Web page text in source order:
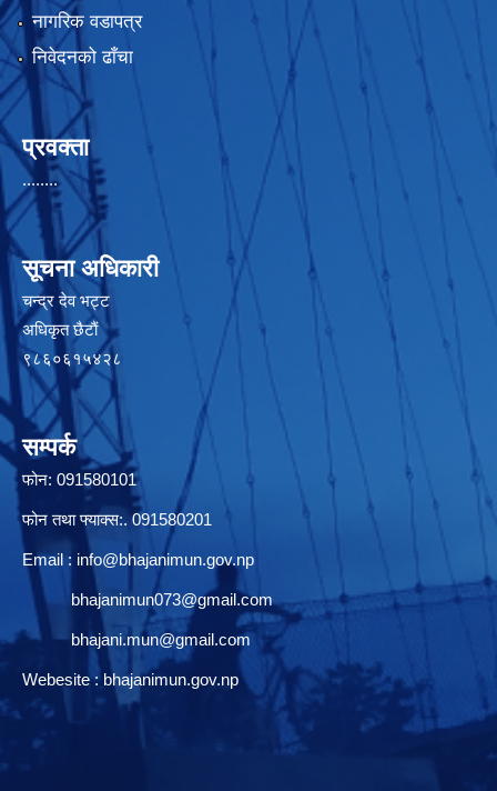
नागरिक वडापत्र
निवेदनको ढाँचा
प्रवक्ता
........
सूचना अधिकारी
चन्द्र देव भट्ट
अधिकृत छैटाैं
९८६०६१५४२८
सम्पर्क
फोन: 091580101
फोन तथा फ्याक्स:. 091580201
Email : info@bhajanimun.gov.np
bhajanimun073@gmail.com
bhajani.mun@gmail.com
Webesite : bhajanimun.gov.np